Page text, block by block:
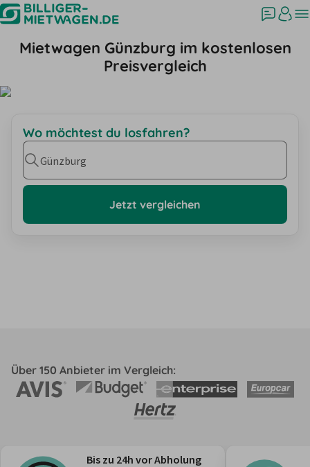
Mietwagen Günzburg im kostenlosen
Preisvergleich
Wo möchtest du losfahren?
Günzburg
Jetzt vergleichen
Über 150 Anbieter im Vergleich:
Bis zu 24h vor Abholung